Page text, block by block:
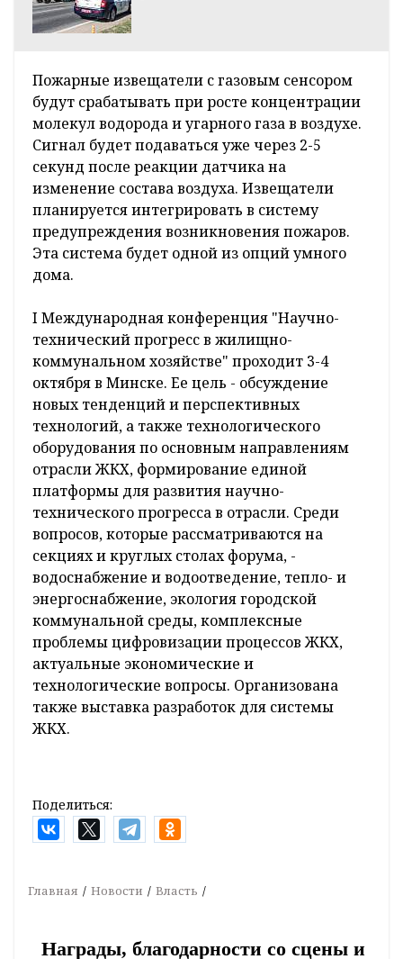
Пожарные извещатели с газовым сенсором
будут срабатывать при росте концентрации
молекул водорода и угарного газа в воздухе.
Сигнал будет подаваться уже через 2-5
секунд после реакции датчика на
изменение состава воздуха. Извещатели
планируется интегрировать в систему
предупреждения возникновения пожаров.
Эта система будет одной из опций умного
дома.
I Международная конференция "Научно-
технический прогресс в жилищно-
коммунальном хозяйстве" проходит 3-4
октября в Минске. Ее цель - обсуждение
новых тенденций и перспективных
технологий, а также технологического
оборудования по основным направлениям
отрасли ЖКХ, формирование единой
платформы для развития научно-
технического прогресса в отрасли. Среди
вопросов, которые рассматриваются на
секциях и круглых столах форума, -
водоснабжение и водоотведение, тепло- и
энергоснабжение, экология городской
коммунальной среды, комплексные
проблемы цифровизации процессов ЖКХ,
актуальные экономические и
технологические вопросы. Организована
также выставка разработок для системы
ЖКХ.
Поделиться:
Главная Новости Власть
Награды, благодарности со сцены и